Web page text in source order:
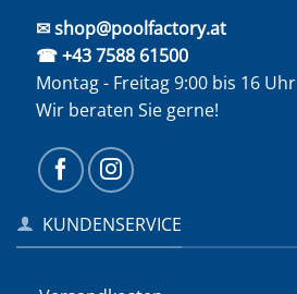
✉ shop@poolfactory.at
☎ +43 7588 61500
Montag - Freitag 9:00 bis 16 Uhr
Wir beraten Sie gerne!
KUNDENSERVICE